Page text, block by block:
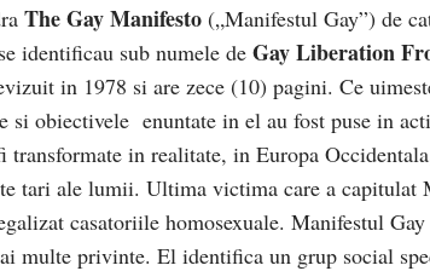
The Gay Manifesto („Manifestul Gay”) de
identificau sub numele de Gay Liberation
in 1978 si are zece (10) pagini. Ce
si obiectivele enuntate in el au fost puse in
transformate in realitate, in Europa
tari ale lumii. Ultima victima care a capitulat
casatoriile homosexuale. Manifestul
multe privinte. El identifica un grup social